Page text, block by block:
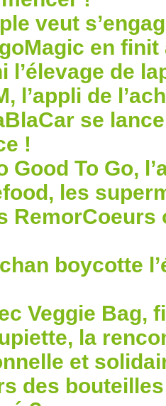
veut
en
l’élevage de
l’appli de
se
!
Good To Go,
les
RemorCoeurs
boycotte
Veggie Bag,
la
et
des